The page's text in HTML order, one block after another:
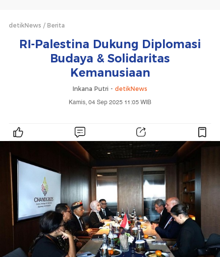
detikNews Berita
RI-Palestina Dukung Diplomasi
Budaya & Solidaritas
Kemanusiaan
Inkana Putri - detikNews
Kamis, 04 Sep 2025 11:05 WIB